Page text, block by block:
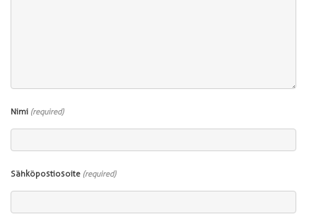
Nimi (required)
Sähköpostiosoite (required)